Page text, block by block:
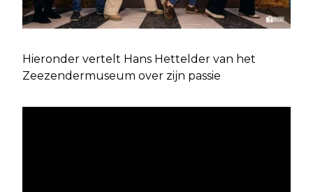
Hieronder vertelt Hans Hettelder van het
Zeezendermuseum over zijn passie